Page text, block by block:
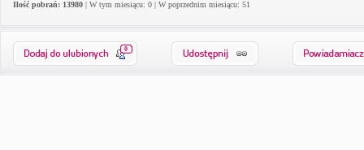
Ilość pobrań: 13980 | W tym miesiącu: 0 | W poprzednim miesiącu: 51
0